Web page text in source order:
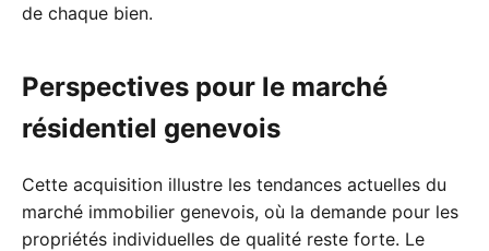
de chaque bien.
Perspectives pour le marché
résidentiel genevois
Cette acquisition illustre les tendances actuelles du
marché immobilier genevois, où la demande pour les
propriétés individuelles de qualité reste forte. Le